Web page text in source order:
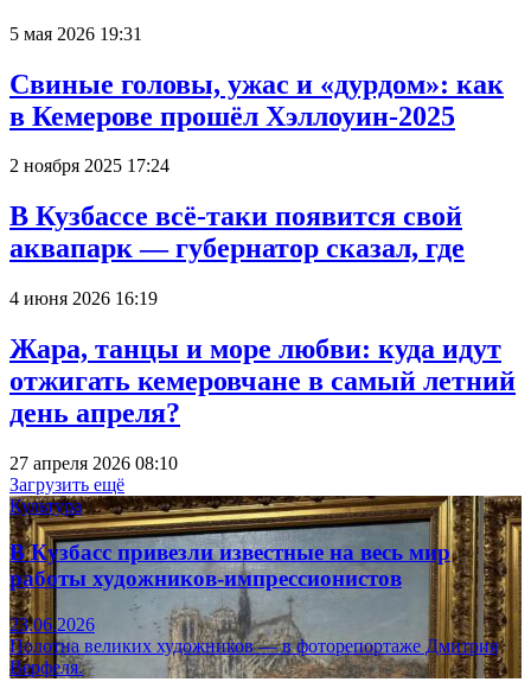
5 мая 2026 19:31
Свиные головы, ужас и «дурдом»: как
в Кемерове прошёл Хэллоуин-2025
2 ноября 2025 17:24
В Кузбассе всё-таки появится свой
аквапарк — губернатор сказал, где
4 июня 2026 16:19
Жара, танцы и море любви: куда идут
отжигать кемеровчане в самый летний
день апреля?
27 апреля 2026 08:10
Загрузить ещё
Культура
В Кузбасс привезли известные на весь мир
работы художников-импрессионистов
23.06.2026
Полотна великих художников — в фоторепортаже Дмитрия
Верфеля.